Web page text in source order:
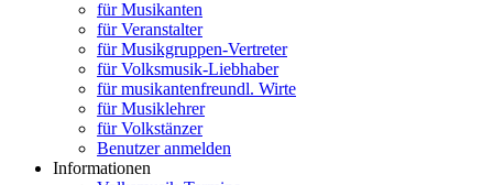
für Musikanten
für Veranstalter
für Musikgruppen-Vertreter
für Volksmusik-Liebhaber
für musikantenfreundl. Wirte
für Musiklehrer
für Volkstänzer
Benutzer anmelden
Informationen